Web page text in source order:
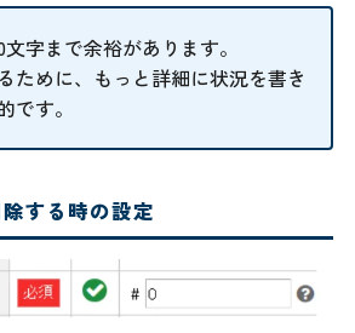
字まで余裕があります。
ために、もっと詳細に状況を書き
です。
する時の設定